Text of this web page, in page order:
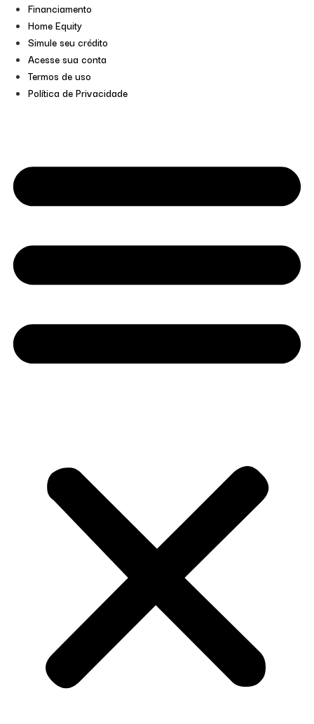
Financiamento
Home Equity
Simule seu crédito
Acesse sua conta
Termos de uso
Política de Privacidade